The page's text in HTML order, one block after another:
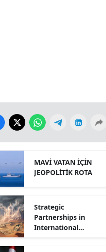
MAVİ VATAN İÇİN
JEOPOLİTİK ROTA
Strategic
Partnerships in
International